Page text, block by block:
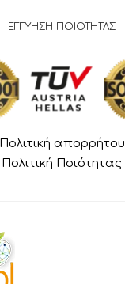
ΕΓΓΥΗΣΗ ΠΟΙΟΤΗΤΑΣ
Πολιτική απορρήτου
Πολιτική Ποιότητας